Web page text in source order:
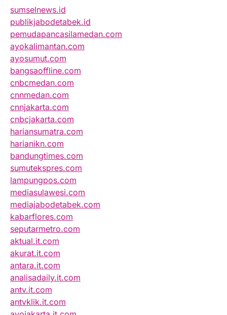
sumselnews.id
publikjabodetabek.id
pemudapancasilamedan.com
ayokalimantan.com
ayosumut.com
bangsaoffline.com
cnbcmedan.com
cnnmedan.com
cnnjakarta.com
cnbcjakarta.com
hariansumatra.com
harianikn.com
bandungtimes.com
sumutekspres.com
lampungpos.com
mediasulawesi.com
mediajabodetabek.com
kabarflores.com
seputarmetro.com
aktual.it.com
akurat.it.com
antara.it.com
analisadaily.it.com
antv.it.com
antvklik.it.com